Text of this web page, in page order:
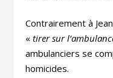
Contrairement à
«tirer sur
ambulanciers se
homicides.